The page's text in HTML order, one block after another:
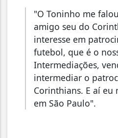
"O Toninho me
amigo seu do
interesse em
futebol, que é o
Intermediações,
intermediar o
Corinthians. E aí eu
em São Paulo".